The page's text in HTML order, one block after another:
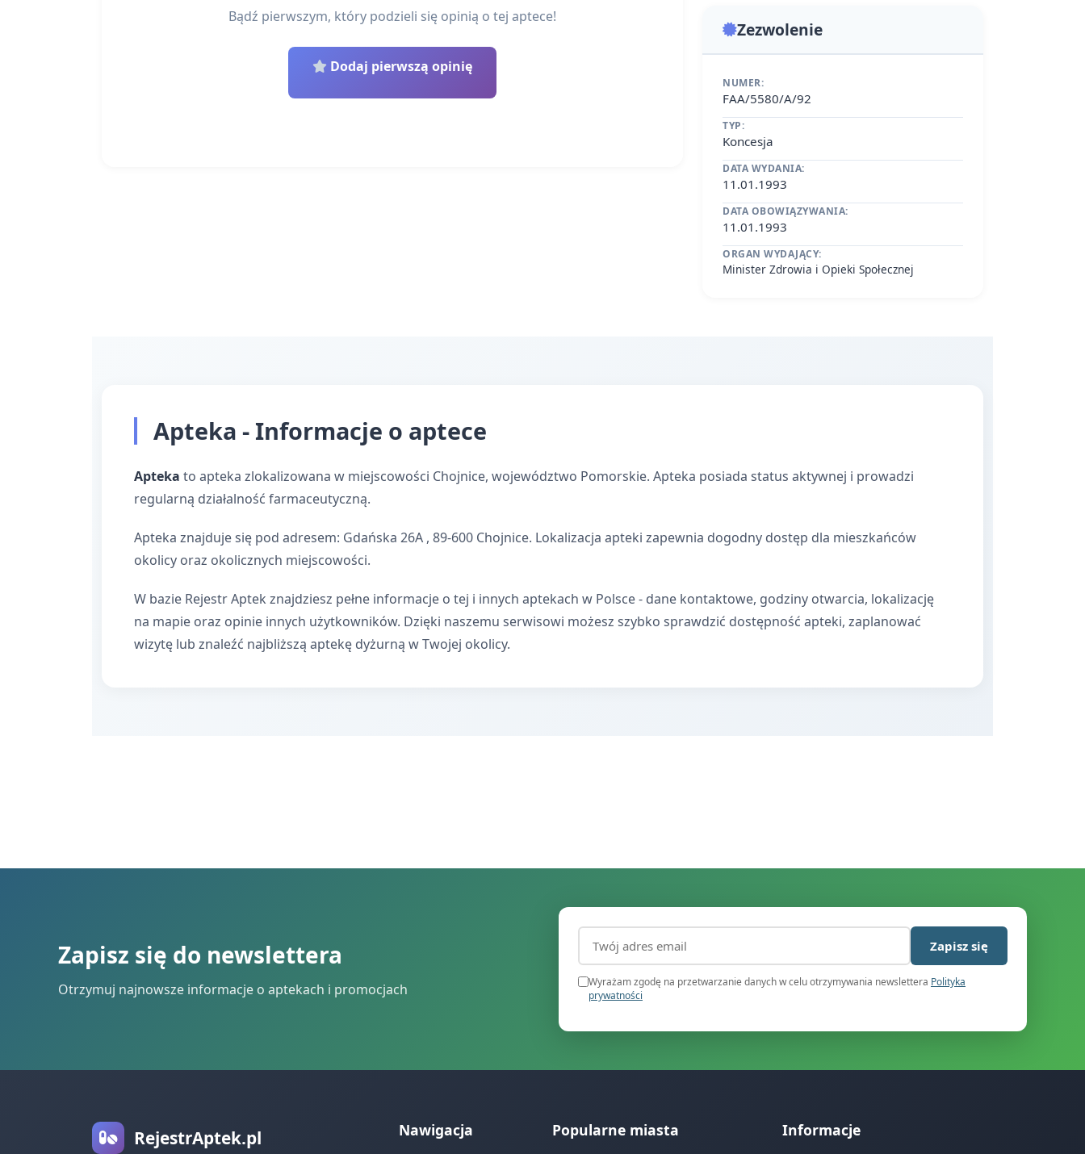
Bądź pierwszym, który podzieli się opinią o tej aptece!
Dodaj pierwszą opinię
Zezwolenie
NUMER:
FAA/5580/A/92
TYP:
Koncesja
DATA WYDANIA:
11.01.1993
DATA OBOWIĄZYWANIA:
11.01.1993
ORGAN WYDAJĄCY:
Minister Zdrowia i Opieki Społecznej
Apteka - Informacje o aptece
Apteka to apteka zlokalizowana w miejscowości Chojnice, województwo Pomorskie. Apteka posiada status aktywnej i prowadzi
regularną działalność farmaceutyczną.
Apteka znajduje się pod adresem: Gdańska 26A , 89-600 Chojnice. Lokalizacja apteki zapewnia dogodny dostęp dla mieszkańców
okolicy oraz okolicznych miejscowości.
W bazie Rejestr Aptek znajdziesz pełne informacje o tej i innych aptekach w Polsce - dane kontaktowe, godziny otwarcia, lokalizację
na mapie oraz opinie innych użytkowników. Dzięki naszemu serwisowi możesz szybko sprawdzić dostępność apteki, zaplanować
wizytę lub znaleźć najbliższą aptekę dyżurną w Twojej okolicy.
Zapisz się do newslettera
Otrzymuj najnowsze informacje o aptekach i promocjach
Adres email (wymagany)
Zapisz się
Wyrażam zgodę na przetwarzanie danych w celu otrzymywania newslettera Polityka
prywatności
RejestrAptek.pl Nawigacja Popularne miasta Informacje